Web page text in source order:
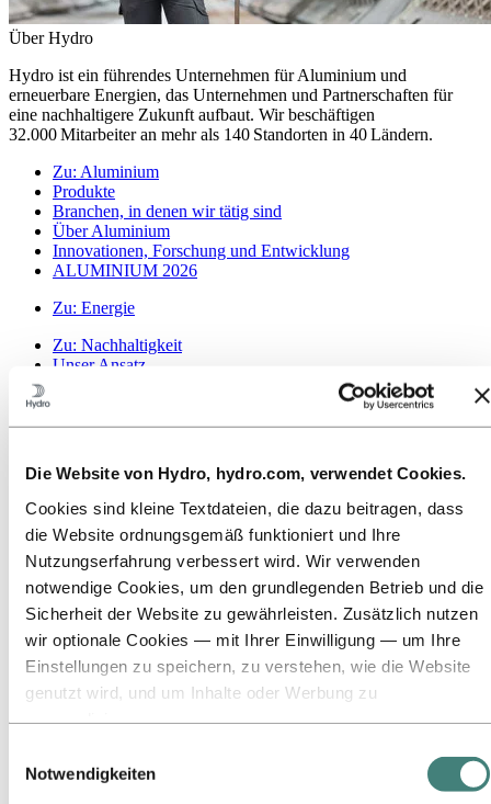
Die Website von Hydro, hydro.com, verwendet Cookies.
Cookies sind kleine Textdateien, die dazu beitragen, dass
die Website ordnungsgemäß funktioniert und Ihre
Nutzungserfahrung verbessert wird. Wir verwenden
notwendige Cookies, um den grundlegenden Betrieb und die
Sicherheit der Website zu gewährleisten. Zusätzlich nutzen
wir optionale Cookies — mit Ihrer Einwilligung — um Ihre
Einstellungen zu speichern, zu verstehen, wie die Website
genutzt wird, und um Inhalte oder Werbung zu
Tools wir für Sicherheits‑, Analyse‑ oder Werbezwecke
verwenden. Diese Drittanbieter können die Informationen,
Notwendigkeiten
Über Hydro
Hydro ist ein führendes Unternehmen für Aluminium und
erneuerbare Energien, das Unternehmen und Partnerschaften für
eine nachhaltigere Zukunft aufbaut. Wir beschäftigen
32.000 Mitarbeiter an mehr als 140 Standorten in 40 Ländern.
Zu: Aluminium
Produkte
Branchen, in denen wir tätig sind
Über Aluminium
Innovationen, Forschung und Entwicklung
ALUMINIUM 2026
Zu: Energie
Zu: Nachhaltigkeit
Unser Ansatz
Tätigkeit im brasilianischen Amazonasgebiet
Zu:Karriere
Offene Stellen
Ausbildung bei Hydro
Studierende und Absolventen
Arbeiten bei Hydro
Karrierebereiche
Lerne unsere Mitarbeitenden kennen
Bewerbungsprozess
Kontakt und FAQ
Zu:Investoren
Investoren
Hydro auf einen Blick